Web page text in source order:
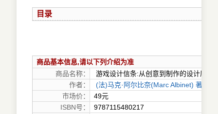
目录
商品基本信息,请以下列介绍为准
商品名称：
游戏设计信条:从创意到制作的设计原则
作者：
(法)马克·阿尔比奈(Marc Albinet) 著；路
市场价：
49元
ISBN号：
9787115480217